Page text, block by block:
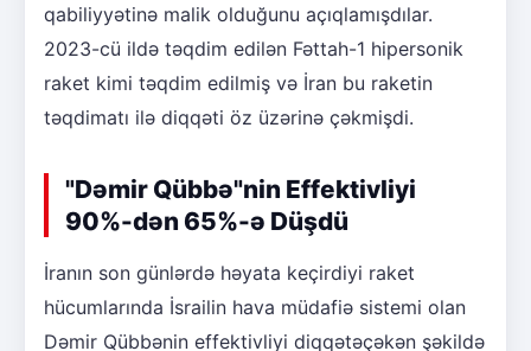
qabiliyyətinə malik olduğunu açıqlamışdılar.
2023-cü ildə təqdim edilən Fəttah-1 hipersonik
raket kimi təqdim edilmiş və İran bu raketin
təqdimatı ilə diqqəti öz üzərinə çəkmişdi.
"Dəmir Qübbə"nin Effektivliyi
90%-dən 65%-ə Düşdü
İranın son günlərdə həyata keçirdiyi raket
hücumlarında İsrailin hava müdafiə sistemi olan
Dəmir Qübbənin effektivliyi diqqətəçəkən şəkildə